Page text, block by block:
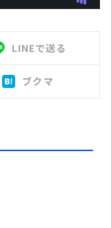
LINEで送る
ブクマ